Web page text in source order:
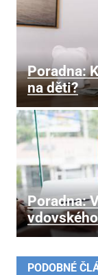
Poradna:
na děti?
Poradna:
PODOBNÉ